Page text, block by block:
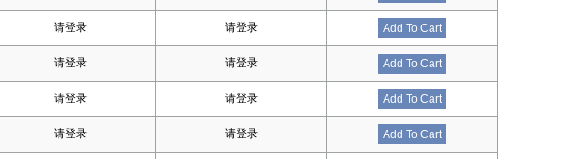
请登录 请登录 Add To Cart
请登录 请登录 Add To Cart
请登录 请登录 Add To Cart
请登录 请登录 Add To Cart